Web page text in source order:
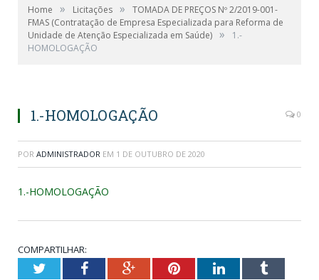
Home » Licitações »
TOMADA DE PREÇOS Nº 2/2019-001-
FMAS (Contratação de Empresa Especializada para Reforma de
Unidade de Atenção Especializada em Saúde) »
1.-
HOMOLOGAÇÃO
1.-HOMOLOGAÇÃO 0
POR ADMINISTRADOR EM 1 DE OUTUBRO DE 2020
1.-HOMOLOGAÇÃO
COMPARTILHAR:
TwitterFacebookGoogle+PinterestLinkedInTumblr